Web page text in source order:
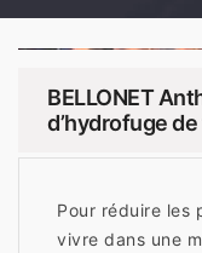
BELLONET
d’hydrofuge
Pour réduire les
vivre dans une